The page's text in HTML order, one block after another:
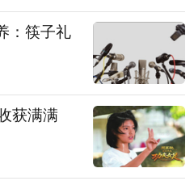
：筷子礼
获满满